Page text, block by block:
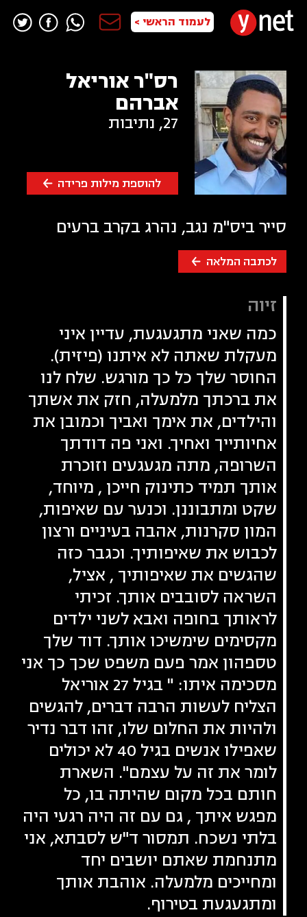
לעמוד הראשי >
להוספת מילות פרידה
רס"ר אוריאל
אברהם
27
, נתיבות
סייר ביס"מ נגב, נהרג בקרב ברעים
לכתבה המלאה
זיוה
כמה שאני מתגעגעת, עדיין איני
מעקלת שאתה לא איתנו (פיזית).
החוסר שלך כל כך מורגש. שלח לנו
את ברכתך מלמעלה, חזק את אשתך
והילדים, את אימך ואביך וכמובן את
אחיותייך ואחיך. ואני פה דודתך
השרופה, מתה מגעגעים וזוכרת
אותך תמיד כתינוק חייכן , מיוחד,
שקט ומתבוננן. וכנער עם שאיפות,
המון סקרנות, אהבה בעיניים ורצון
לכבוש את שאיפותיך. וכגבר כזה
שהגשים את שאיפותיך , אציל,
השראה לסובבים אותך. זכיתי
לראותך בחופה ואבא לשני ילדים
מקסימים שימשיכו אותך. דוד שלך
טספהון אמר פעם משפט שכך כך אני
מסכימה איתו: " בגיל 27 אוריאל
הצליח לעשות הרבה דברים, להגשים
ולהיות את החלום שלו, זהו דבר נדיר
שאפילו אנשים בגיל 40 לא יכולים
לומר את זה על עצמם". השארת
חותם בכל מקום שהיתה בו, כל
מפגש איתך , גם עם זה היה רגעי היה
בלתי נשכח. תמסור ד"ש לסבתא, אני
מתנחמת שאתם יושבים יחד
ומחייכים מלמעלה. אוהבת אותך
ומתגעגעת בטירוף.